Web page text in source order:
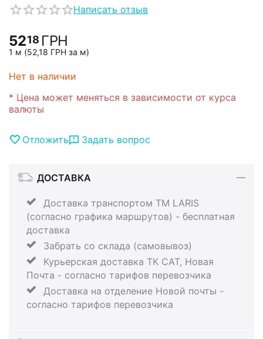
Написать отзыв
5218 ГРН
1 м (52,18 ГРН за м)
Нет в наличии
* Цена может меняться в зависимости от курса
валюты
Отложить Задать вопрос
ДОСТАВКА
Доставка транспортом ТМ LARIS
(согласно графика маршрутов) - бесплатная
доставка
Забрать со склада (самовывоз)
Курьерская доставка ТК САТ, Новая
Почта - согласно тарифов перевозчика
Доставка на отделение Новой почты -
согласно тарифов перевозчика